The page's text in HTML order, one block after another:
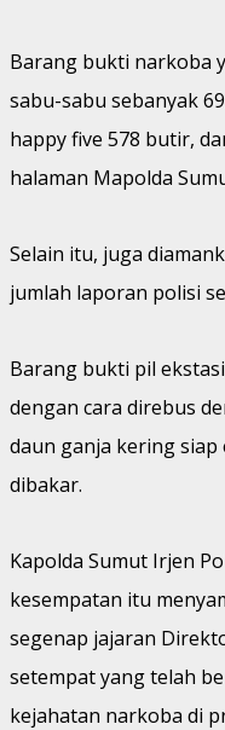
Barang bukti narkoba
sabu-sabu sebanyak
happy five 578 butir,
halaman Mapolda
Selain itu, juga
jumlah laporan polisi
Barang bukti pil
dengan cara direbus
daun ganja kering siap
dibakar.
Kapolda Sumut Irjen
kesempatan itu
segenap jajaran
setempat yang telah
kejahatan narkoba di